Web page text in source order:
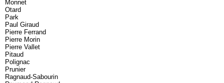
Monnet
Otard
Park
Paul Giraud
Pierre Ferrand
Pierre Morin
Pierre Vallet
Pitaud
Polignac
Prunier
Ragnaud-Sabourin